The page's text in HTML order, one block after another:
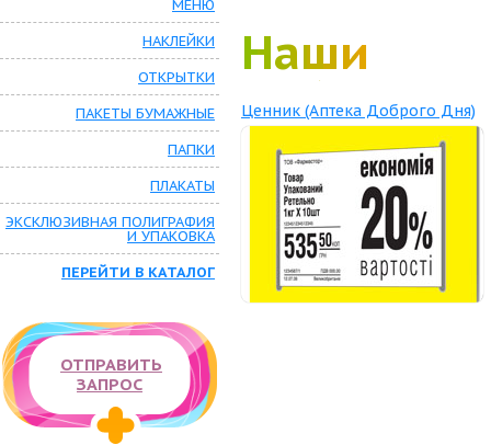
Наши
работы
Наши
работы
Наши
работы
Наши
работы
Наши
работы
Наши
работы
Наши
работы
Наши
работы
Наши
работы
Наши
работы
Наши
работы
Наши
работы
Наши
работы
Наши
работы
Наши
работы
Наши
работы
Наши
работы
Наши
работы
Наши
работы
Ценник (Аптека Доброго Дня)
МЕНЮ
НАКЛЕЙКИ
ОТКРЫТКИ
ПАКЕТЫ БУМАЖНЫЕ
ПАПКИ
ПЛАКАТЫ
ЭКСКЛЮЗИВНАЯ ПОЛИГРАФИЯ
И УПАКОВКА
ПЕРЕЙТИ В КАТАЛОГ
ОТПРАВИТЬ
ЗАПРОС